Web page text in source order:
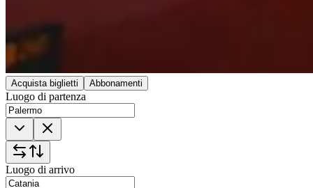
Acquista biglietti Abbonamenti
Luogo di partenza
Luogo di arrivo